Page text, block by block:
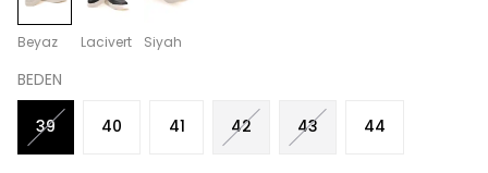
Beyaz Lacivert Siyah
BEDEN
39 40 41 42 43 44